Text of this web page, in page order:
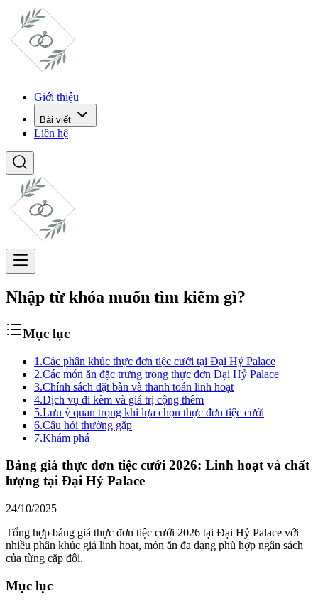
Giới thiệu
Bài viết
Liên hệ
Nhập từ khóa muốn tìm kiếm gì?
Mục lục
1.Các phân khúc thực đơn tiệc cưới tại Đại Hỷ Palace
2.Các món ăn đặc trưng trong thực đơn Đại Hỷ Palace
3.Chính sách đặt bàn và thanh toán linh hoạt
4.Dịch vụ đi kèm và giá trị cộng thêm
5.Lưu ý quan trọng khi lựa chọn thực đơn tiệc cưới
6.Câu hỏi thường gặp
7.Khám phá
Bảng giá thực đơn tiệc cưới 2026: Linh hoạt và chất
lượng tại Đại Hỷ Palace
24/10/2025
Tổng hợp bảng giá thực đơn tiệc cưới 2026 tại Đại Hỷ Palace với
nhiều phân khúc giá linh hoạt, món ăn đa dạng phù hợp ngân sách
của từng cặp đôi.
Mục lục